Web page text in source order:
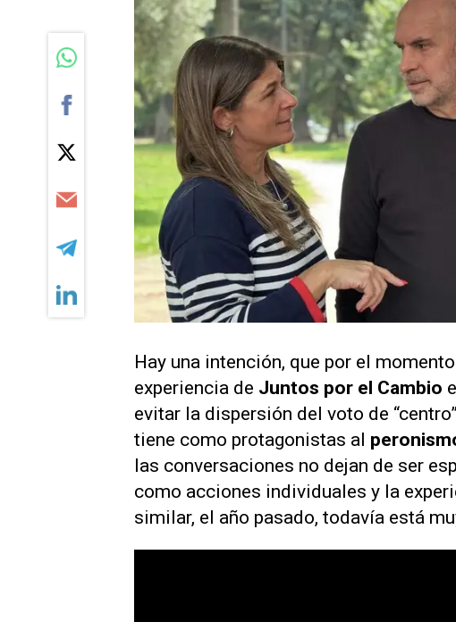
Hay una intención, que por el
experiencia de Juntos por el Cambio
evitar la dispersión del voto de
tiene como protagonistas al
las conversaciones no dejan de ser
como acciones individuales y la
similar, el año pasado, todavía está